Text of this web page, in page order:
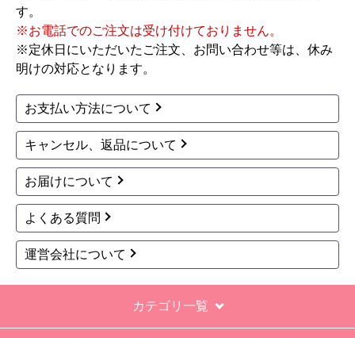
す。
※お電話でのご注文は受け付けておりません。
※定休日にいただいたご注文、お問い合わせ等は、休み
明けの対応となります。
お支払い方法について
キャンセル、返品について
お届けについて
よくある質問
運営会社について
カテゴリ一覧